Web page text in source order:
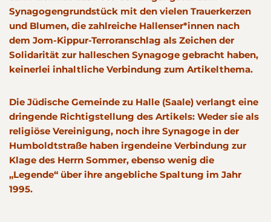
Synagogengrundstück mit den vielen Trauerkerzen
und Blumen, die zahlreiche Hallenser*innen nach
dem Jom-Kippur-Terroranschlag als Zeichen der
Solidarität zur halleschen Synagoge gebracht haben,
keinerlei inhaltliche Verbindung zum Artikelthema.
Die Jüdische Gemeinde zu Halle (Saale) verlangt eine
dringende Richtigstellung des Artikels: Weder sie als
religiöse Vereinigung, noch ihre Synagoge in der
Humboldtstraße haben irgendeine Verbindung zur
Klage des Herrn Sommer, ebenso wenig die
„Legende“ über ihre angebliche Spaltung im Jahr
1995.